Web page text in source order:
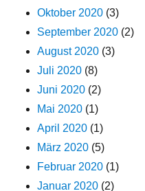
Oktober 2020 (3)
September 2020 (2)
August 2020 (3)
Juli 2020 (8)
Juni 2020 (2)
Mai 2020 (1)
April 2020 (1)
März 2020 (5)
Februar 2020 (1)
Januar 2020 (2)